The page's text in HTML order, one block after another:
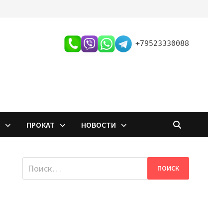
+79523330088
ПРОКАТ НОВОСТИ
Найти: